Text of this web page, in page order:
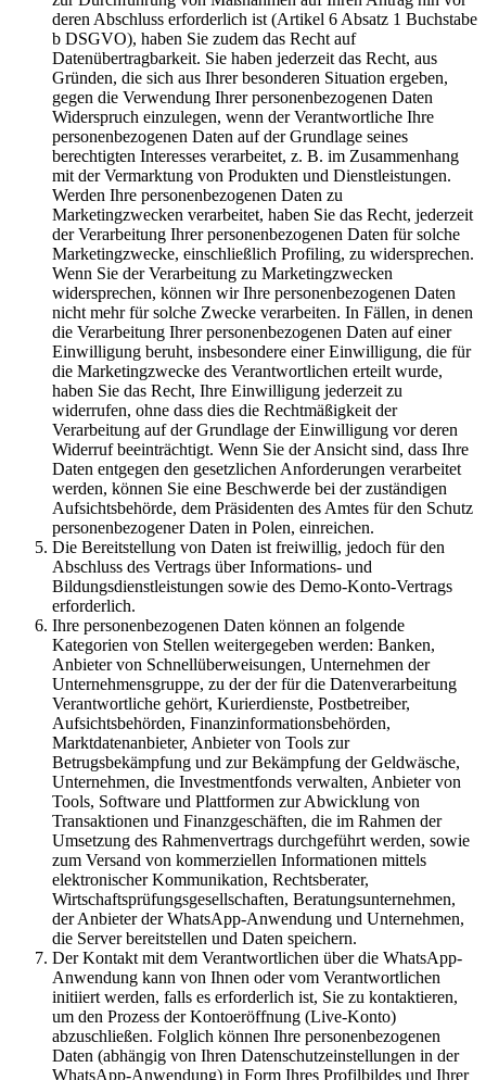
deren Abschluss erforderlich ist (Artikel 6 Absatz 1 Buchstabe
b DSGVO), haben Sie zudem das Recht auf
Datenübertragbarkeit. Sie haben jederzeit das Recht, aus
Gründen, die sich aus Ihrer besonderen Situation ergeben,
gegen die Verwendung Ihrer personenbezogenen Daten
Widerspruch einzulegen, wenn der Verantwortliche Ihre
personenbezogenen Daten auf der Grundlage seines
berechtigten Interesses verarbeitet, z. B. im Zusammenhang
mit der Vermarktung von Produkten und Dienstleistungen.
Werden Ihre personenbezogenen Daten zu
Marketingzwecken verarbeitet, haben Sie das Recht, jederzeit
der Verarbeitung Ihrer personenbezogenen Daten für solche
Marketingzwecke, einschließlich Profiling, zu widersprechen.
Wenn Sie der Verarbeitung zu Marketingzwecken
widersprechen, können wir Ihre personenbezogenen Daten
nicht mehr für solche Zwecke verarbeiten. In Fällen, in denen
die Verarbeitung Ihrer personenbezogenen Daten auf einer
Einwilligung beruht, insbesondere einer Einwilligung, die für
die Marketingzwecke des Verantwortlichen erteilt wurde,
haben Sie das Recht, Ihre Einwilligung jederzeit zu
widerrufen, ohne dass dies die Rechtmäßigkeit der
Verarbeitung auf der Grundlage der Einwilligung vor deren
Widerruf beeinträchtigt. Wenn Sie der Ansicht sind, dass Ihre
Daten entgegen den gesetzlichen Anforderungen verarbeitet
werden, können Sie eine Beschwerde bei der zuständigen
Aufsichtsbehörde, dem Präsidenten des Amtes für den Schutz
personenbezogener Daten in Polen, einreichen.
Die Bereitstellung von Daten ist freiwillig, jedoch für den
Abschluss des Vertrags über Informations- und
Bildungsdienstleistungen sowie des Demo-Konto-Vertrags
erforderlich.
Ihre personenbezogenen Daten können an folgende
Kategorien von Stellen weitergegeben werden: Banken,
Anbieter von Schnellüberweisungen, Unternehmen der
Unternehmensgruppe, zu der der für die Datenverarbeitung
Verantwortliche gehört, Kurierdienste, Postbetreiber,
Aufsichtsbehörden, Finanzinformationsbehörden,
Marktdatenanbieter, Anbieter von Tools zur
Betrugsbekämpfung und zur Bekämpfung der Geldwäsche,
Unternehmen, die Investmentfonds verwalten, Anbieter von
Tools, Software und Plattformen zur Abwicklung von
Transaktionen und Finanzgeschäften, die im Rahmen der
Umsetzung des Rahmenvertrags durchgeführt werden, sowie
zum Versand von kommerziellen Informationen mittels
elektronischer Kommunikation, Rechtsberater,
Wirtschaftsprüfungsgesellschaften, Beratungsunternehmen,
der Anbieter der WhatsApp-Anwendung und Unternehmen,
die Server bereitstellen und Daten speichern.
Der Kontakt mit dem Verantwortlichen über die WhatsApp-
Anwendung kann von Ihnen oder vom Verantwortlichen
initiiert werden, falls es erforderlich ist, Sie zu kontaktieren,
um den Prozess der Kontoeröffnung (Live-Konto)
abzuschließen. Folglich können Ihre personenbezogenen
Daten (abhängig von Ihren Datenschutzeinstellungen in der
WhatsApp-Anwendung) in Form Ihres Profilbildes und Ihrer